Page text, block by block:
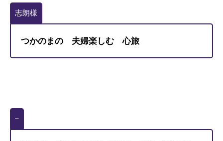
志朗様
つかのまの 夫婦楽しむ 心旅
–